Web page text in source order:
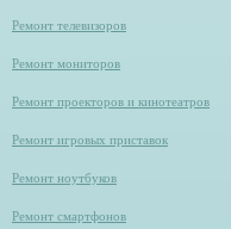
Ремонт телевизоров
Ремонт мониторов
Ремонт проекторов и кинотеатров
Ремонт игровых приставок
Ремонт ноутбуков
Ремонт смартфонов